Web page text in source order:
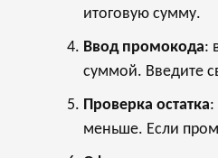
итоговую сумму.
Ввод промокода:
суммой. Введите
Проверка остатка:
меньше. Если